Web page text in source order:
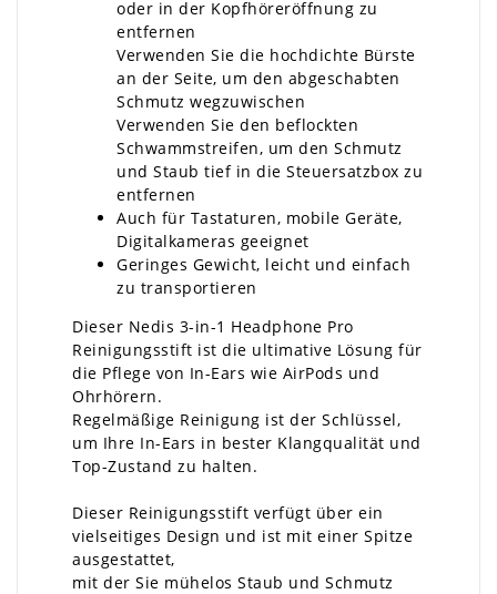
oder in der Kopfhöreröffnung zu
entfernen
Verwenden Sie die hochdichte Bürste
an der Seite, um den abgeschabten
Schmutz wegzuwischen
Verwenden Sie den beflockten
Schwammstreifen, um den Schmutz
und Staub tief in die Steuersatzbox zu
entfernen
Auch für Tastaturen, mobile Geräte,
Digitalkameras geeignet
Geringes Gewicht, leicht und einfach
zu transportieren
Dieser Nedis 3-in-1 Headphone Pro
Reinigungsstift ist die ultimative Lösung für
die Pflege von In-Ears wie AirPods und
Ohrhörern.
Regelmäßige Reinigung ist der Schlüssel,
um Ihre In-Ears in bester Klangqualität und
Top-Zustand zu halten.
Dieser Reinigungsstift verfügt über ein
vielseitiges Design und ist mit einer Spitze
ausgestattet,
mit der Sie mühelos Staub und Schmutz